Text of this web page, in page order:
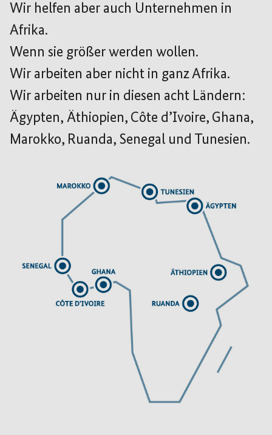
Wir helfen aber auch Unternehmen in
Afrika.
Wenn sie größer werden wollen.
Wir arbeiten aber nicht in ganz Afrika.
Wir arbeiten nur in diesen acht Ländern:
Ägypten, Äthiopien, Côte d’Ivoire, Ghana,
Marokko, Ruanda, Senegal und Tunesien.